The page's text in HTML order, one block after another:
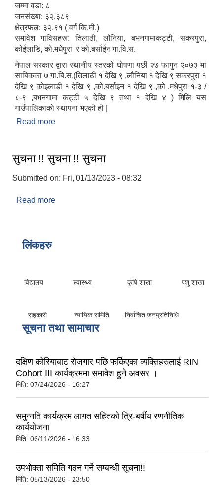
जम्मा वडा: ८
जनसंख्या: ३२,३८९
क्षेत्रफल: ३२.९१ ( वर्ग कि.मी.)
समावेश गाविसहरू: तिलाठी, लौनिया, बभनगामाकट्टी, सकरपुरा,
कोईलाडि, को.मधेपुरा र को.बर्साईन गा.वि.स.
नेपाल सरकार द्वारा स्थानीय स्तरको घोषणा पछी २७ फागुन २०७३ मा
साबिकका ७ गा.बि.स.(तिलाठी १ देखि ९ ,लौनिया १ देखि ९ सकरपुरा १
देखि ९ कोइलाडी १ देखि ९ ,को.बर्साइन १ देखि ९ ,को .मधेपुरा १-३ /
८-९ ,बभनगामा कट्टी ५ देखि ९ तथा १ देखि ४ ) मिलि यस
गाउँपालिकाको स्थापना भएको हो |
Read more
सुचना !! सुचना !! सुचना
Submitted on: Fri, 01/13/2023 - 08:32
Read more
लिंकहरु
विद्यालय स्वास्थ्य कृषि शाखा पशु शाखा
सहकारी न्यायिक समिति निर्वाचित जनप्रतिनिधि
सूचना तथा सामाचार
दक्षिण कोरियाबाट रोजगार पछि फर्किएका व्यक्तिहरुलाई RIN
Cohort III कार्यक्रममा समावेश हुने अवसर ।
मिति: 07/24/2026 - 16:27
समुन्नति कार्यक्रम लागत सहितको त्रि-बर्षीय रणनीतिक
कार्ययोजना
मिति: 06/11/2026 - 16:33
उपभोक्ता समिति गठन गर्ने सम्बन्धी सूचना!!
मिति: 05/13/2026 - 23:50